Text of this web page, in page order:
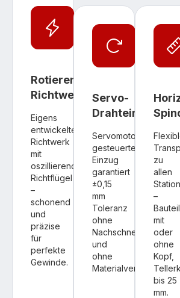
Rotierendes
Richtwerk
Eigens
entwickeltes
Richtwerk
mit
oszillierendem
Richtflügel
–
schonend
und
präzise
für
perfekte
Gewinde.
Servo-
Drahteinzug
Servomotor
gesteuerter
Einzug
garantiert
±0,15
mm
Toleranz
ohne
Nachschneiden
und
ohne
Materialverlust.
zu
allen
–
mit
oder
ohne
Kopf,
bis 25
mm.